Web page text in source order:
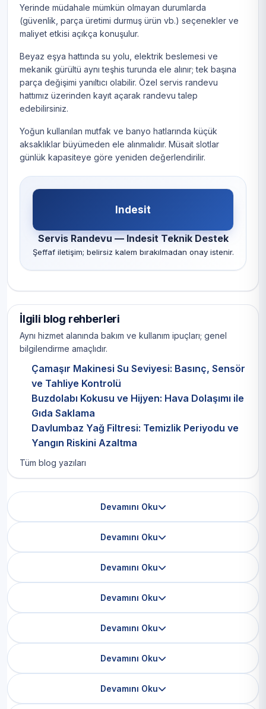
Yerinde müdahale mümkün olmayan durumlarda
(güvenlik, parça üretimi durmuş ürün vb.) seçenekler ve
maliyet etkisi açıkça konuşulur.
Beyaz eşya hattında su yolu, elektrik beslemesi ve
mekanik gürültü aynı teşhis turunda ele alınır; tek başına
parça değişimi yanıltıcı olabilir. Özel servis randevu
hattımız üzerinden kayıt açarak randevu talep
edebilirsiniz.
Yoğun kullanılan mutfak ve banyo hatlarında küçük
aksaklıklar büyümeden ele alınmalıdır. Müsait slotlar
günlük kapasiteye göre yeniden değerlendirilir.
Indesit
Servis Randevu — Indesit Teknik Destek
Şeffaf iletişim; belirsiz kalem bırakılmadan onay istenir.
İlgili blog rehberleri
Aynı hizmet alanında bakım ve kullanım ipuçları; genel
bilgilendirme amaçlıdır.
Çamaşır Makinesi Su Seviyesi: Basınç, Sensör
ve Tahliye Kontrolü
Buzdolabı Kokusu ve Hijyen: Hava Dolaşımı ile
Gıda Saklama
Davlumbaz Yağ Filtresi: Temizlik Periyodu ve
Yangın Riskini Azaltma
Tüm blog yazıları
Devamını Oku
Devamını Oku
Devamını Oku
Devamını Oku
Devamını Oku
Devamını Oku
Devamını Oku